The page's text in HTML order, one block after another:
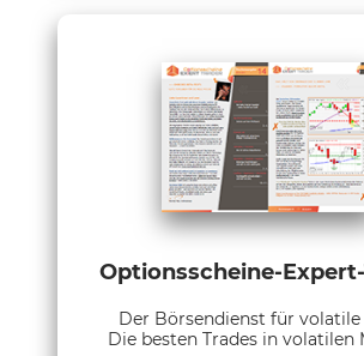
Optionsscheine-
Der Börsendienst für
Die besten Trades in volatilen